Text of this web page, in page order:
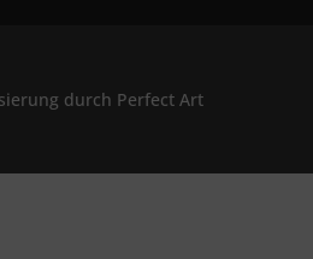
durch Perfect Art